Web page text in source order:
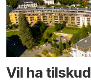
Vil ha